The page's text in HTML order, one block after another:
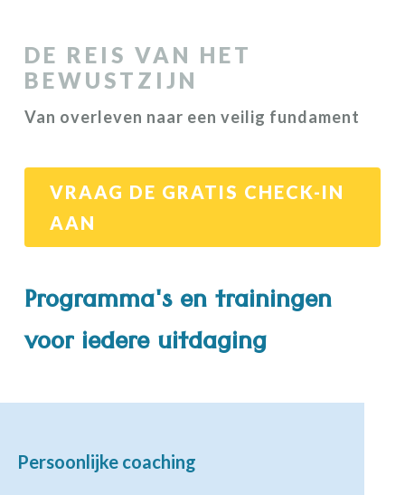
DE REIS VAN HET
BEWUSTZIJN
Van overleven naar een veilig fundament
VRAAG DE GRATIS CHECK-IN
AAN
Programma's en trainingen
voor iedere uitdaging
Persoonlijke coaching